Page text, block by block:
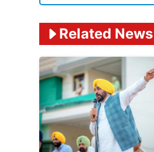
Related News